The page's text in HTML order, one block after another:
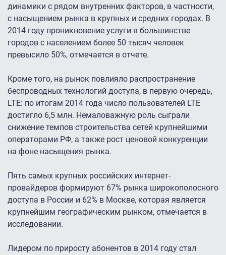
динамики с рядом внутренних факторов, в частности,
с насыщением рынка в крупных и средних городах. В
2014 году проникновение услуги в большинстве
городов с населением более 50 тысяч человек
превысило 50%, отмечается в отчете.
Кроме того, на рынок повлияло распространение
беспроводных технологий доступа, в первую очередь,
LTE: по итогам 2014 года число пользователей LTE
достигло 6,5 млн. Немаловажную роль сыграли
снижение темпов строительства сетей крупнейшими
операторами РФ, а также рост ценовой конкуренции
на фоне насыщения рынка.
Пять самых крупных российских интернет-
провайдеров формируют 67% рынка широкополосного
доступа в России и 62% в Москве, которая является
крупнейшим географическим рынком, отмечается в
исследовании.
Лидером по приросту абонентов в 2014 году стал